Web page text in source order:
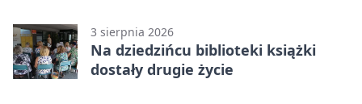
3 sierpnia 2026
Na dziedzińcu biblioteki książki
dostały drugie życie